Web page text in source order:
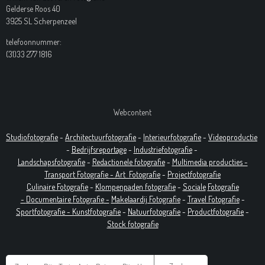
Gelderse Roos 40
3925 SL Scherpenzeel
telefoonnummer:
(31)33 277 1816
Webcontent
Studiofotografie- Architectuurfotografie- Interieurfotografie- Videoproductie
- Bedrijfsreportage- Industriefotografie-
Landschapsfotografie- Redactionele fotografie- Multimedia producties -
Transport Fotografie - Art Fotografie- Projectfotografie
Culinaire Fotografie- Klompenpaden fotografie- Sociale Fotografie
- Documentaire Fotografie- Makelaardij Fotografie- Travel Fotografie-
Sportfotografie - Kunstfotografie- Natuurfotografie- Productfotografie-
Stock fotografie